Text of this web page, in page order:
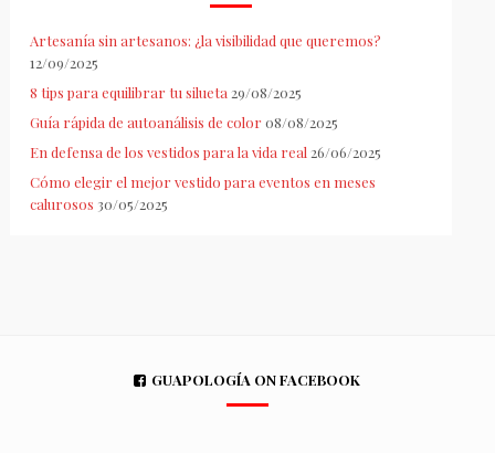
Artesanía sin artesanos: ¿la visibilidad que queremos?
12/09/2025
8 tips para equilibrar tu silueta 29/08/2025
Guía rápida de autoanálisis de color 08/08/2025
En defensa de los vestidos para la vida real 26/06/2025
Cómo elegir el mejor vestido para eventos en meses
calurosos 30/05/2025
GUAPOLOGÍA ON FACEBOOK